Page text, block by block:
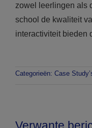
zowel leerlingen als
school de kwaliteit
interactiviteit bieden
Categorieën: Case
Verwante